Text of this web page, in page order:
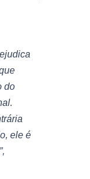
do
ele é